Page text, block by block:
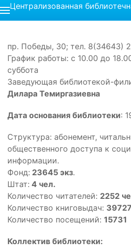
Централизованная
пр. Победы, 30; тел. 8(34643)
График работы: с 10.00 до
суббота
Заведующая библиотекой-
Дилара Темиргазиевна
Дата основания библиотеки:
Структура: абонемент,
общественного доступа к
информации.
Фонд: 23645 экз.
Штат: 4 чел.
Количество читателей: 2252
Количество книговыдач:
Количество посещений: 15731
Коллектив библиотеки: